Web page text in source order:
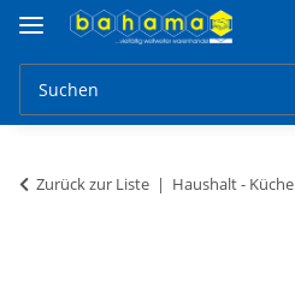
Zurück zur Liste Haushalt - Küche